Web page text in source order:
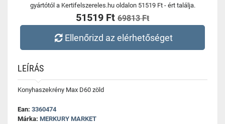
gyártótól a Kertifelszereles.hu oldalon 51519 Ft - ért találja.
51519 Ft 69813 Ft
Ellenőrizd az elérhetőséget
LEÍRÁS
Konyhaszekrény Max D60 zöld
Ean: 3360474
Márka: MERKURY MARKET